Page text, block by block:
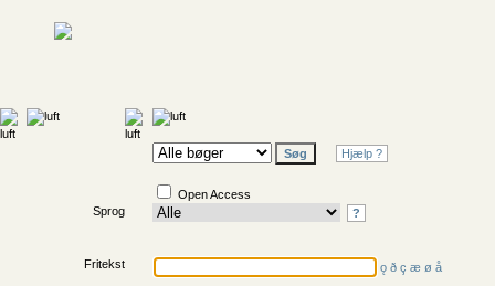
Hjælp ?
Open Access
Sprog
?
Fritekst ǫ ð ç æ ø å